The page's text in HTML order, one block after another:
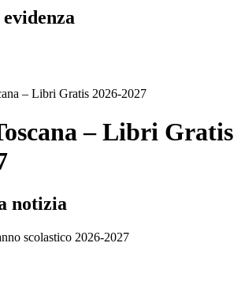
– Libri Gratis 2026-2027
– Libri Gratis
notizia
scolastico 2026-2027